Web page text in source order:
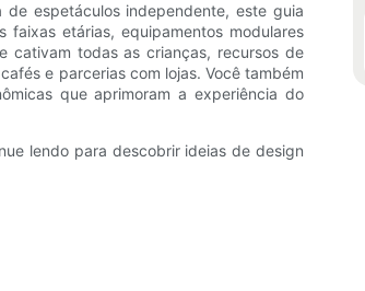
espetáculos independente, este guia
etárias, equipamentos modulares
cativam todas as crianças, recursos de
e parcerias com lojas. Você também
que aprimoram a experiência do
lendo para descobrir ideias de design